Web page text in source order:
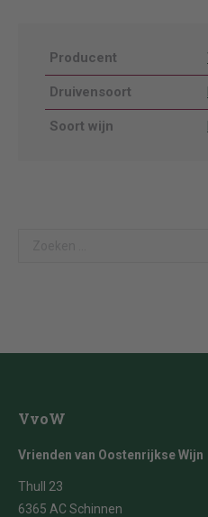
Producent
Druivensoort
Soort wijn
VvoW
Vrienden van Oostenrijkse Wijn
Thull 23
6365 AC Schinnen